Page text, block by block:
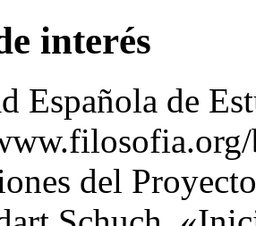
interés
Española de
del